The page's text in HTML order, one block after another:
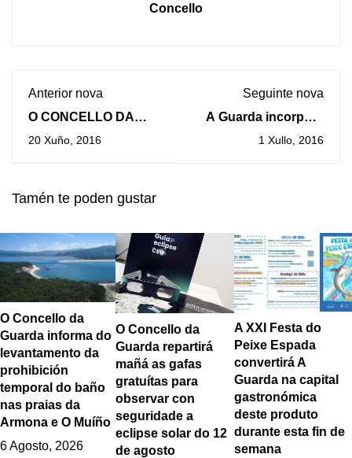
Concello
Anterior nova
O CONCELLO DA
GUARDA PRESENTA
PERSOAL E UN
IDEAS
20 Xuño, 2016
Seguinte nova
A Guarda incorpora
dous Auxiliares de
1 Xullo, 2016
Tamén te poden gustar
O Concello da
Guarda informa do
levantamento da
prohibición
temporal do baño
nas praias da
Armona e O Muíño
6 Agosto, 2026
O Concello da
Guarda repartirá
mañá as gafas
gratuítas para
observar con
seguridade a
eclipse solar do 12
de agosto
A XXI Festa do
Peixe Espada
convertirá A
Guarda na capital
gastronómica
deste produto
durante esta fin de
semana